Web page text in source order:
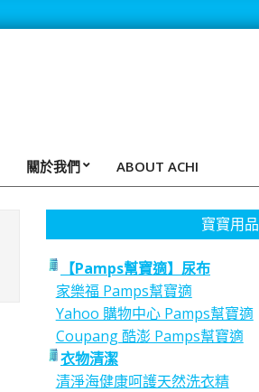
關於我們 ABOUT ACHI
寶寶用品
【Pamps幫寶適】尿布
家樂福 Pamps幫寶適
Yahoo 購物中心 Pamps幫寶適
Coupang 酷澎 Pamps幫寶適
衣物清潔
清淨海健康呵護天然洗衣精